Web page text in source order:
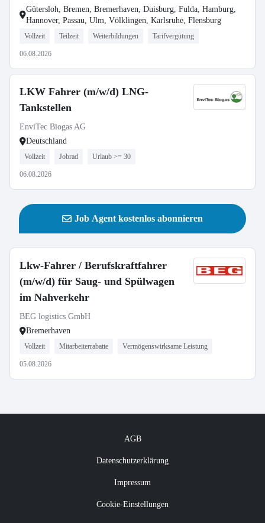
Gütersloh, Bremen, Bremerhaven, Duisburg, Fulda, Hamburg,
Hannover, Passau, Ulm, Völklingen, Karlsruhe, Flensburg
Vollzeit Teilzeit Weiterbildungen Tarifvergütung
06.08.2026
LKW Fahrer (m/w/d) LNG-
Tankstellen
EnviTec Biogas AG
Deutschland
Vollzeit Jobrad Urlaub >= 30
06.08.2026
Job Agent kostenlos abonnieren
Lkw-Fahrer / Berufskraftfahrer
(m/w/d) für Saug- und Spülwagen
im Nahverkehr
BEG logistics GmbH
Bremerhaven
Vollzeit Mitarbeiterrabatte Vermögenswirksame Leistung
05.08.2026
AGB
Datenschutzerklärung
Impressum
Cookie-Einstellungen